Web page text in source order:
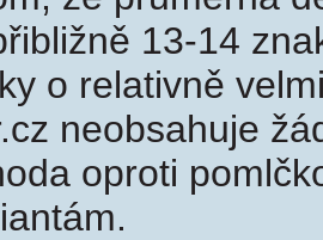
13-14
o relativně
neobsahuje
oproti